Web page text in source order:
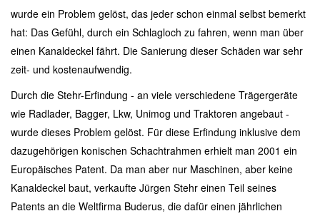
wurde ein Problem gelöst, das jeder schon einmal selbst bemerkt
hat: Das Gefühl, durch ein Schlagloch zu fahren, wenn man über
einen Kanaldeckel fährt. Die Sanierung dieser Schäden war sehr
zeit- und kostenaufwendig.
Durch die Stehr-Erfindung - an viele verschiedene Trägergeräte
wie Radlader, Bagger, Lkw, Unimog und Traktoren angebaut -
wurde dieses Problem gelöst. Für diese Erfindung inklusive dem
dazugehörigen konischen Schachtrahmen erhielt man 2001 ein
Europäisches Patent. Da man aber nur Maschinen, aber keine
Kanaldeckel baut, verkaufte Jürgen Stehr einen Teil seines
Patents an die Weltfirma Buderus, die dafür einen jährlichen